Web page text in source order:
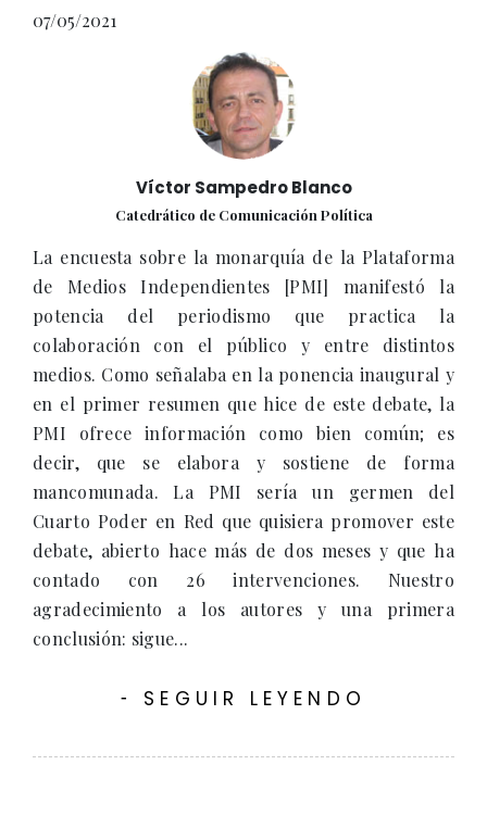
07/05/2021
Víctor Sampedro Blanco
Catedrático de Comunicación Política
La encuesta sobre la monarquía de la Plataforma
de Medios Independientes [PMI] manifestó la
potencia del periodismo que practica la
colaboración con el público y entre distintos
medios. Como señalaba en la ponencia inaugural y
en el primer resumen que hice de este debate, la
PMI ofrece información como bien común; es
decir, que se elabora y sostiene de forma
mancomunada. La PMI sería un germen del
Cuarto Poder en Red que quisiera promover este
debate, abierto hace más de dos meses y que ha
contado con 26 intervenciones. Nuestro
agradecimiento a los autores y una primera
conclusión: sigue...
- SEGUIR LEYENDO